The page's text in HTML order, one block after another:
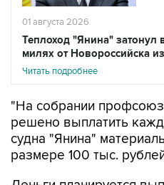
01 августа 2026
Теплоход "Янина" затонул
милях от Новороссийска
Читать подробнее
"На собрании
решено выплатить
судна "Янина"
размере 100 тыс.